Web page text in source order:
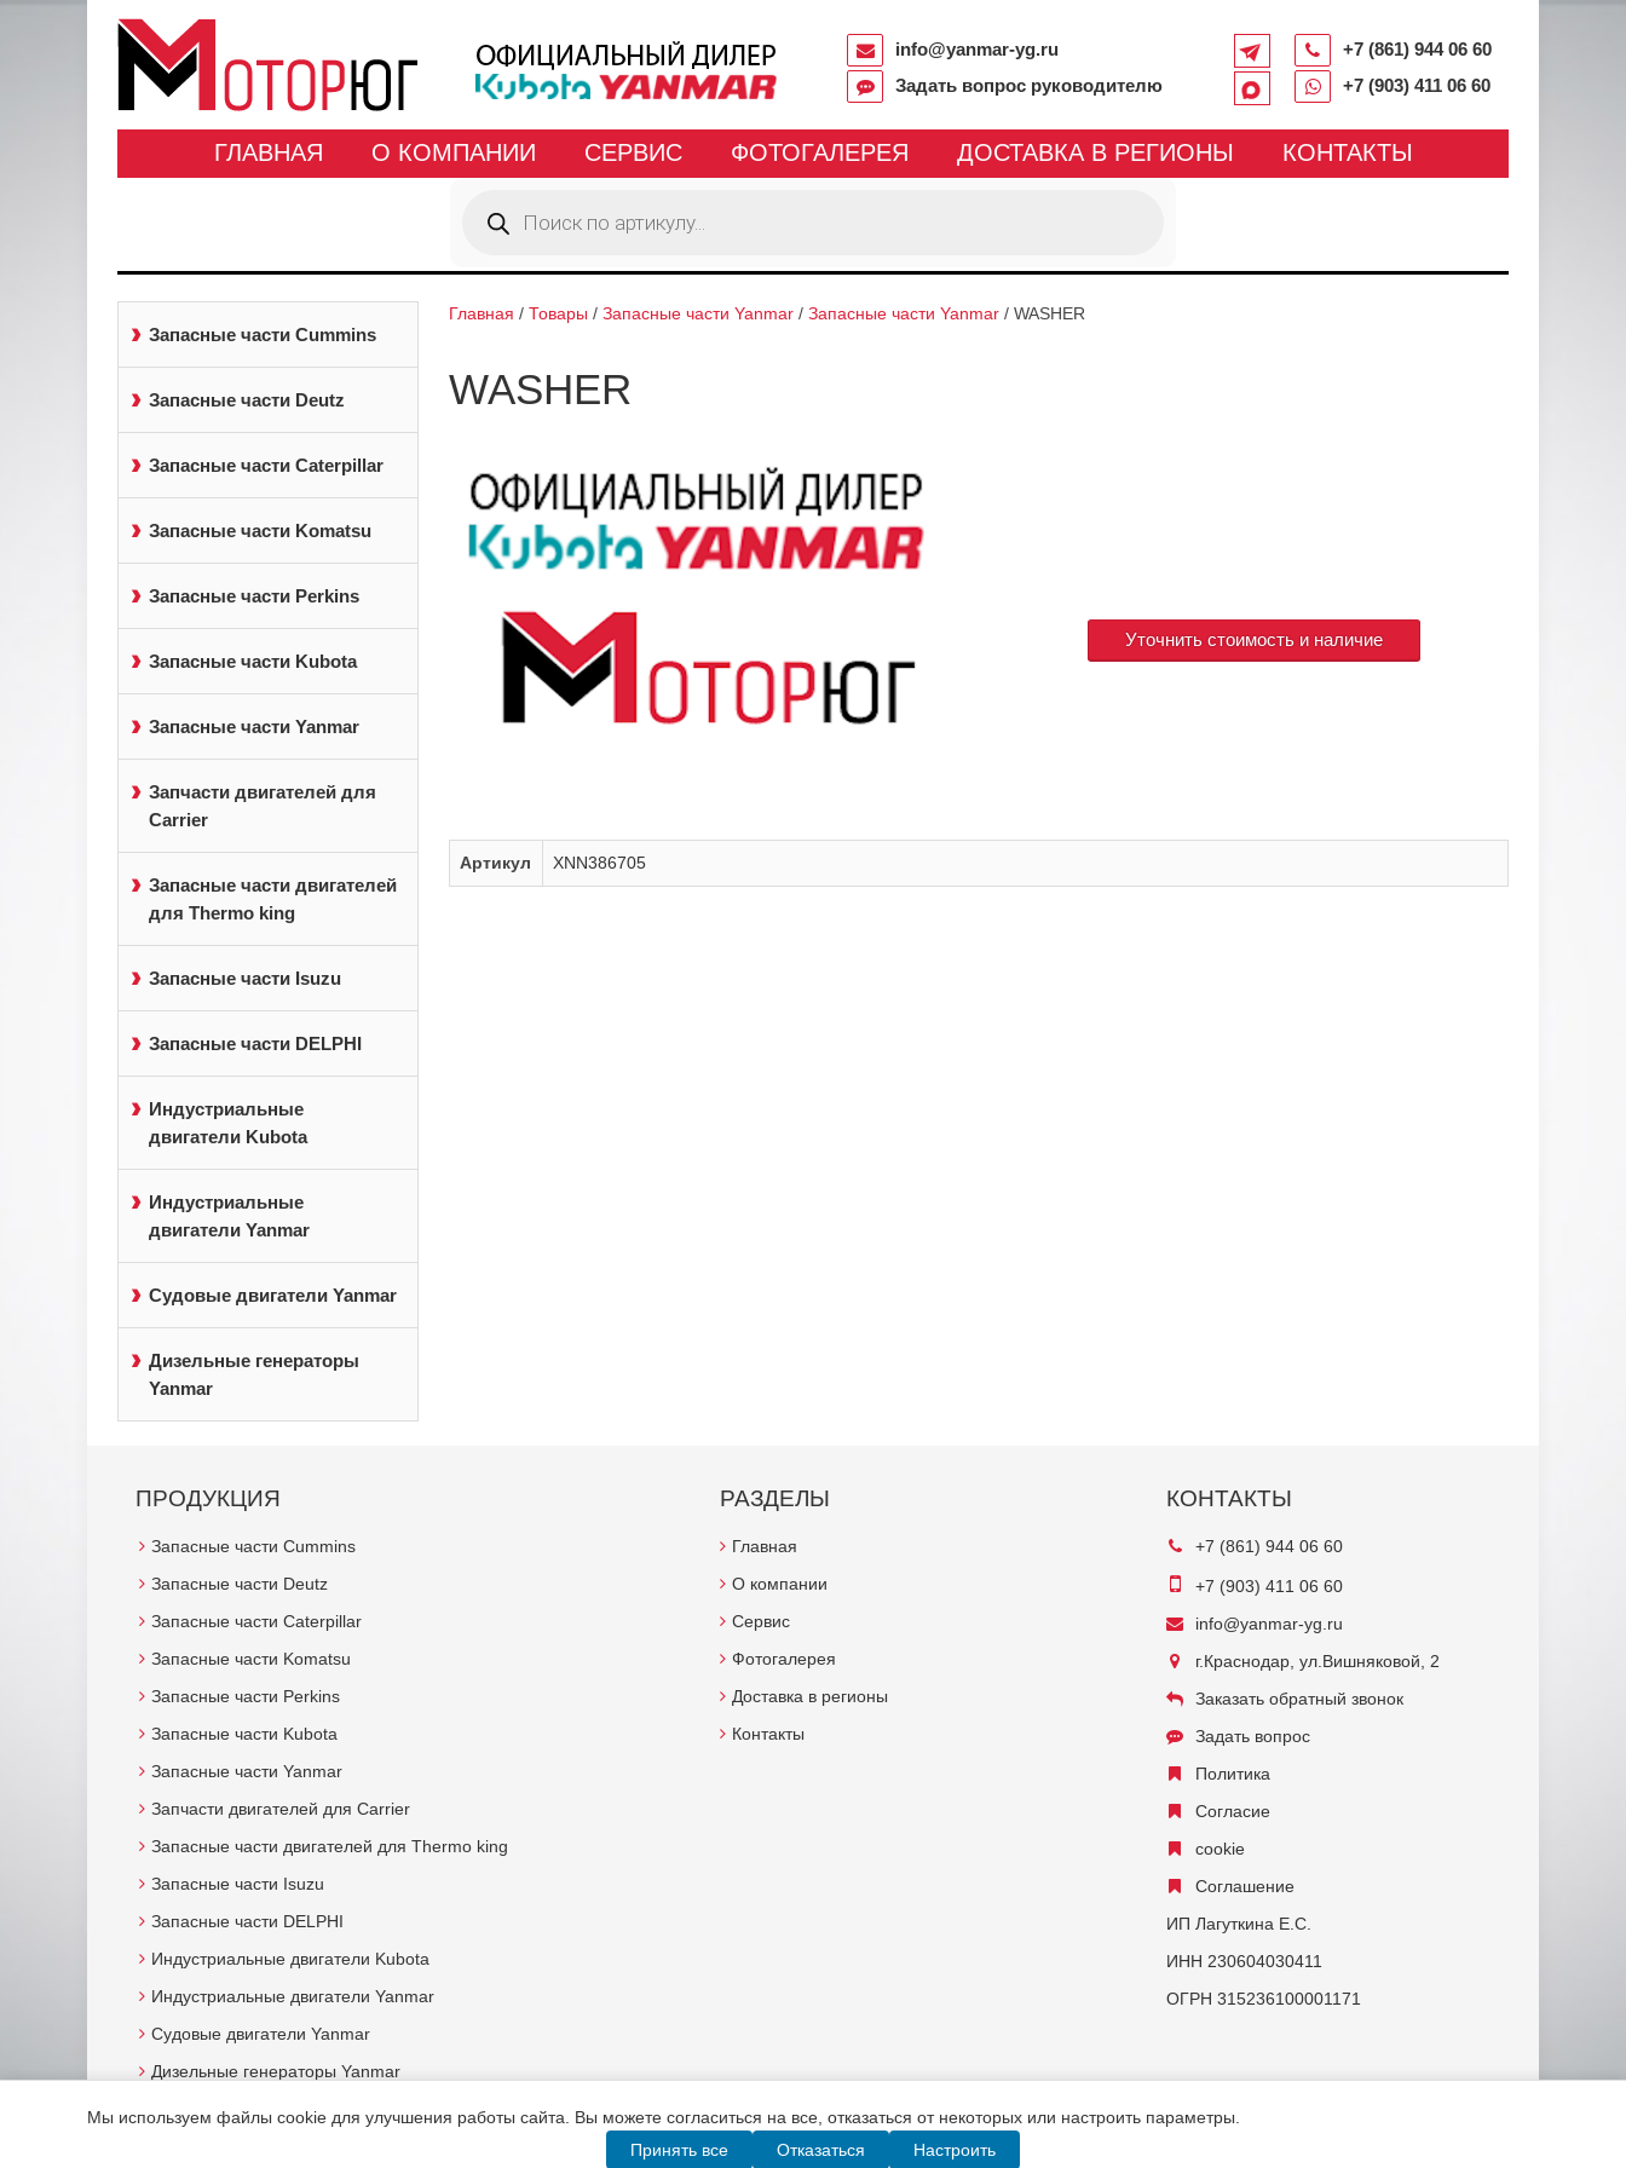
+7 (861) 944 06 60
+7 (903) 411 06 60
info@yanmar-yg.ru
Задать вопрос руководителю
ГЛАВНАЯ О КОМПАНИИ СЕРВИС ФОТОГАЛЕРЕЯ ДОСТАВКА В РЕГИОНЫ КОНТАКТЫ
товаров
Запасные части Cummins
Запасные части Deutz
Запасные части Caterpillar
Запасные части Komatsu
Запасные части Perkins
Запасные части Kubota
Запасные части Yanmar
Запчасти двигателей для
Carrier
Запасные части двигателей
для Thermo king
Запасные части Isuzu
Запасные части DELPHI
Индустриальные
двигатели Kubota
Индустриальные
двигатели Yanmar
Судовые двигатели Yanmar
Дизельные генераторы
Yanmar
Главная / Товары / Запасные части Yanmar/ Запасные части Yanmar/ WASHER
WASHER
Уточнить стоимость и наличие
Артикул XNN386705
ПРОДУКЦИЯ
Запасные части Cummins
Запасные части Deutz
Запасные части Caterpillar
Запасные части Komatsu
Запасные части Perkins
Запасные части Kubota
Запасные части Yanmar
Запчасти двигателей для Carrier
Запасные части двигателей для Thermo king
Запасные части Isuzu
Запасные части DELPHI
Индустриальные двигатели Kubota
Индустриальные двигатели Yanmar
Судовые двигатели Yanmar
Дизельные генераторы Yanmar
РАЗДЕЛЫ
Главная
О компании
Сервис
Фотогалерея
Доставка в регионы
Контакты
КОНТАКТЫ
+7 (861) 944 06 60
+7 (903) 411 06 60
info@yanmar-yg.ru
г.Краснодар, ул.Вишняковой, 2
Заказать обратный звонок
Задать вопрос
Политика
Согласие
cookie
Соглашение
ИП Лагуткина Е.С.
ИНН 230604030411
ОГРН 315236100001171
Мы используем файлы cookie для улучшения работы сайта. Вы можете согласиться на все, отказаться от некоторых или настроить параметры.
Принять все
Отказаться Настроить